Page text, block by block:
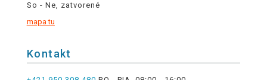
So - Ne, zatvorené
mapa tu
Kontakt